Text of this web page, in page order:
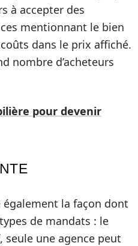
à accepter des
mentionnant le bien
dans le prix affiché.
nombre d’acheteurs
pour devenir
également la façon dont
de mandats : le
, seule une agence peut